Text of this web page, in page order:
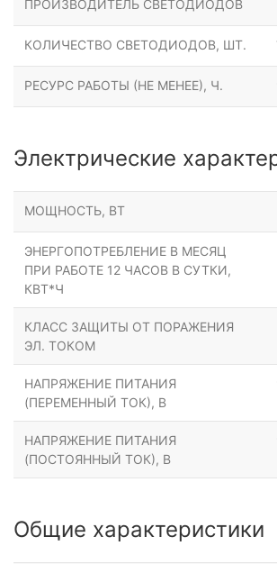
ПРОИЗВОДИТЕЛЬ СВЕТОДИОДОВ
КОЛИЧЕСТВО СВЕТОДИОДОВ, ШТ.
РЕСУРС РАБОТЫ (НЕ МЕНЕЕ), Ч.
Электрические
МОЩНОСТЬ, ВТ
ЭНЕРГОПОТРЕБЛЕНИЕ В МЕСЯЦ
ПРИ РАБОТЕ 12 ЧАСОВ В СУТКИ,
КВТ*Ч
КЛАСС ЗАЩИТЫ ОТ ПОРАЖЕНИЯ
ЭЛ. ТОКОМ
НАПРЯЖЕНИЕ ПИТАНИЯ
(ПЕРЕМЕННЫЙ ТОК), В
НАПРЯЖЕНИЕ ПИТАНИЯ
(ПОСТОЯННЫЙ ТОК), В
Общие характеристики